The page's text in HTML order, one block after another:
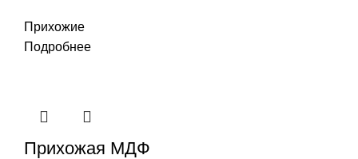
Прихожие
Подробнее
Прихожая МДФ